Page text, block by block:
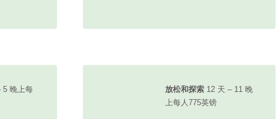
5 晚上每
放松和探索 12 天 – 11 晚
上每人775英镑